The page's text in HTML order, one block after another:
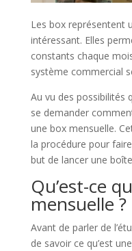
Les box représentent
intéressant. Elles
constants chaque
système commercial
Au vu des possibilités
se demander
une box mensuelle.
la procédure pour
but de lancer une
Qu’est-ce
mensuelle ?
Avant de parler de
de savoir ce qu’est